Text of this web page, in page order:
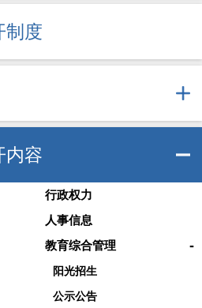
制度
内容
行政权力
人事信息
教育综合管理 -
阳光招生
公示公告